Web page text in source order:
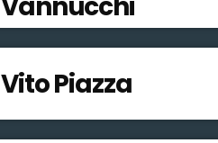
Vannucchi
Vito Piazza